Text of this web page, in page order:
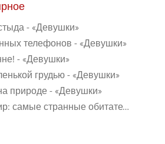
- «Девушки»
телефонов - «Девушки»
- «Девушки»
грудью - «Девушки»
природе - «Девушки»
странные обитатели океана (18 фото)